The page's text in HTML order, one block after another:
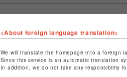
ショップ
店舗名
<About foreign language translation>
We will translate the homepage into a foreign
Since this service is an automatic translation
In addition, we do not take any responsibility